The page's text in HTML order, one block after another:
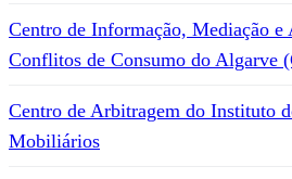
Centro de Informação, Mediação e
Conflitos de Consumo do Algarve
Centro de Arbitragem do Instituto
Mobiliários